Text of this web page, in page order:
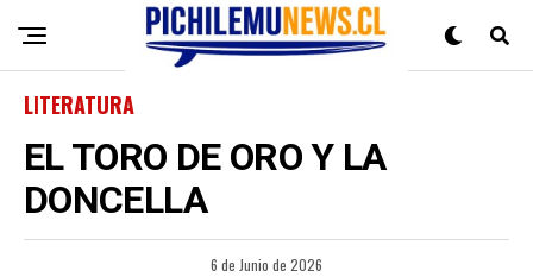
LITERATURA
EL TORO DE ORO Y LA
DONCELLA
6 de Junio de 2026